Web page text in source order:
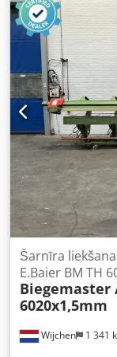
Super Silent.
apskate uz
Wijchen 1 341
Šarnīra
E.Baier BM TH
Biegemaster
6020x1,5mm